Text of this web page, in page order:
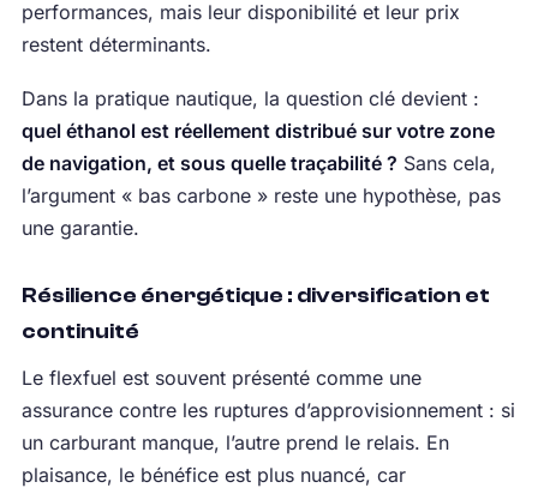
performances, mais leur disponibilité et leur prix
restent déterminants.
Dans la pratique nautique, la question clé devient :
quel éthanol est réellement distribué sur votre zone
de navigation, et sous quelle traçabilité ? Sans cela,
l’argument « bas carbone » reste une hypothèse, pas
une garantie.
Résilience énergétique : diversification et
continuité
Le flexfuel est souvent présenté comme une
assurance contre les ruptures d’approvisionnement : si
un carburant manque, l’autre prend le relais. En
plaisance, le bénéfice est plus nuancé, car